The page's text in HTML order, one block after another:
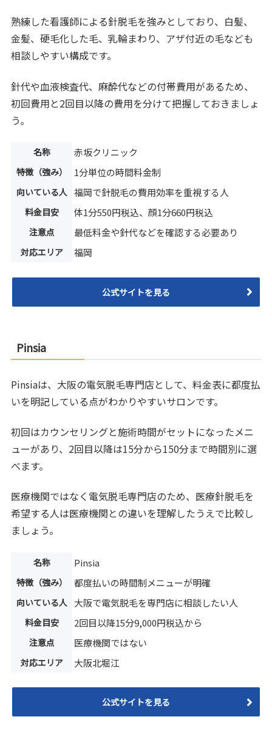
熟練した看護師による針脱毛を強みとしており、白髪、
金髪、硬毛化した毛、乳輪まわり、アザ付近の毛なども
相談しやすい構成です。
針代や血液検査代、麻酔代などの付帯費用があるため、
初回費用と2回目以降の費用を分けて把握しておきましょ
う。
名称 赤坂クリニック
特徴（強み） 1分単位の時間料金制
向いている人 福岡で針脱毛の費用効率を重視する人
料金目安 体1分550円税込、顔1分660円税込
注意点 最低料金や針代などを確認する必要あり
対応エリア 福岡
公式サイトを見る
Pinsia
Pinsiaは、大阪の電気脱毛専門店として、料金表に都度払
いを明記している点がわかりやすいサロンです。
初回はカウンセリングと施術時間がセットになったメニ
ューがあり、2回目以降は15分から150分まで時間別に選
べます。
医療機関ではなく電気脱毛専門店のため、医療針脱毛を
希望する人は医療機関との違いを理解したうえで比較し
ましょう。
名称 Pinsia
特徴（強み） 都度払いの時間制メニューが明確
向いている人 大阪で電気脱毛を専門店に相談したい人
料金目安 2回目以降15分9,000円税込から
注意点 医療機関ではない
対応エリア 大阪北堀江
公式サイトを見る